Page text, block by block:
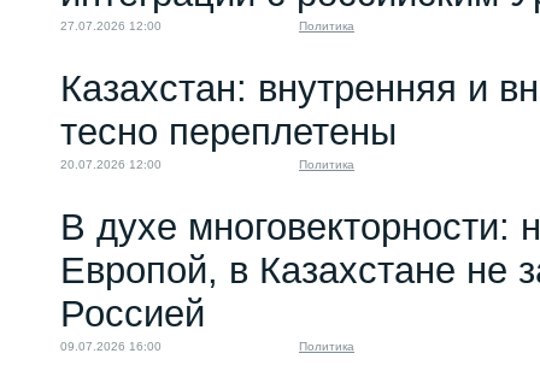
27.07.2026 12:00 Политика
Казахстан: внутренняя и
тесно переплетены
20.07.2026 12:00 Политика
В духе многовекторности:
Европой, в Казахстане не
Россией
09.07.2026 16:00 Политика